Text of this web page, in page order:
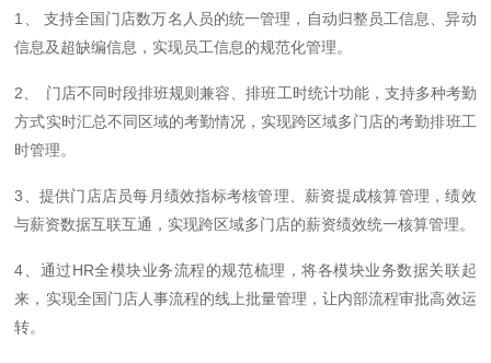
1、 支持全国门店数万名人员的统一管理，自动归整员工信息、异动
信息及超缺编信息，实现员工信息的规范化管理。
2、 门店不同时段排班规则兼容、排班工时统计功能，支持多种考勤
方式实时汇总不同区域的考勤情况，实现跨区域多门店的考勤排班工
时管理。
3、提供门店店员每月绩效指标考核管理、薪资提成核算管理，绩效
与薪资数据互联互通，实现跨区域多门店的薪资绩效统一核算管理。
4、通过HR全模块业务流程的规范梳理，将各模块业务数据关联起
来，实现全国门店人事流程的线上批量管理，让内部流程审批高效运
转。